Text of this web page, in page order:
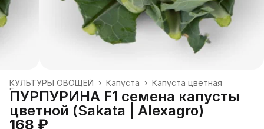
Капуста цветная
Капуста ›
КУЛЬТУРЫ ОВОЩЕЙ ›
Главная ›
ПУРПУРИНА F1 семена капусты
цветной (Sakata | Alexagro)
168 ₽